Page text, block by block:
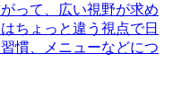
って、広い視野が求め
ちょっと違う視点で日
慣、メニューなどにつ